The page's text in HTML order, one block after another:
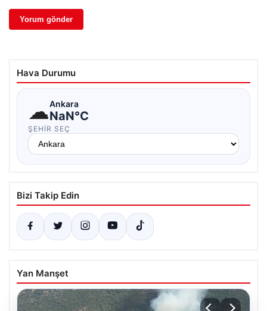
Hava Durumu
☁Ankara
NaN°C
ŞEHIR SEÇ
Bizi Takip Edin
Yan Manşet